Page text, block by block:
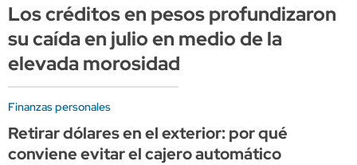
Los créditos en pesos profundizaron
su caída en julio en medio de la
elevada morosidad
Finanzas personales
Retirar dólares en el exterior: por qué
conviene evitar el cajero automático